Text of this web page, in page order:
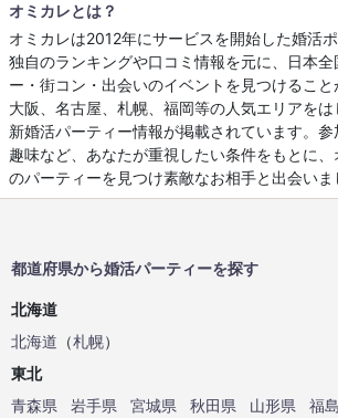
オミカレとは？
オミカレは2012年にサービスを開始した婚活ポ
独自のランキングや口コミ情報を元に、日本全
ー・街コン・出会いのイベントを見つけること
大阪、名古屋、札幌、福岡等の人気エリアを
新婚活パーティー情報が掲載されています。参
趣味など、あなたが重視したい条件をもとに、
のパーティーを見つけ素敵なお相手と出会いま
都道府県から婚活パーティーを探す
北海道
北海道 （札幌）
東北
青森県
岩手県 宮城県 秋田県 山形県
福